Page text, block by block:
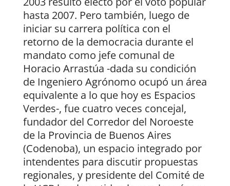
hasta 2007. Pero también, luego de
iniciar su carrera política con el
retorno de la democracia durante el
mandato como jefe comunal de
Horacio Arrastúa -dada su condición
de Ingeniero Agrónomo ocupó un área
equivalente a lo que hoy es Espacios
Verdes-, fue cuatro veces concejal,
fundador del Corredor del Noroeste
de la Provincia de Buenos Aires
(Codenoba), un espacio integrado por
intendentes para discutir propuestas
regionales, y presidente del Comité de